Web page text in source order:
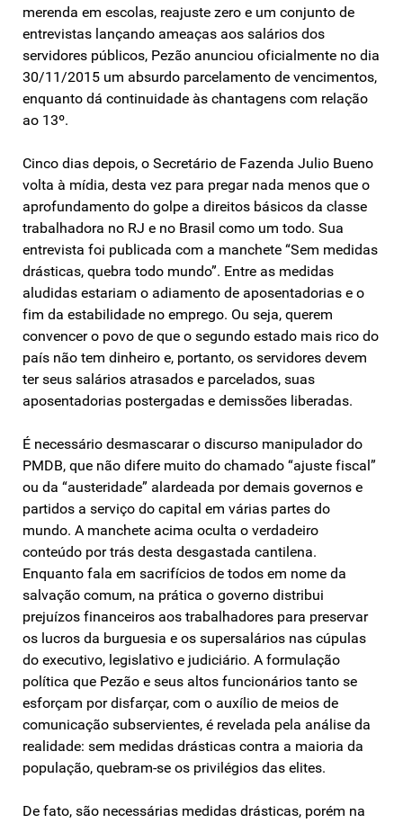
merenda em escolas, reajuste zero e um conjunto de
entrevistas lançando ameaças aos salários dos
servidores públicos, Pezão anunciou oficialmente no dia
30/11/2015 um absurdo parcelamento de vencimentos,
enquanto dá continuidade às chantagens com relação
ao 13º.
Cinco dias depois, o Secretário de Fazenda Julio Bueno
volta à mídia, desta vez para pregar nada menos que o
aprofundamento do golpe a direitos básicos da classe
trabalhadora no RJ e no Brasil como um todo. Sua
entrevista foi publicada com a manchete “Sem medidas
drásticas, quebra todo mundo”. Entre as medidas
aludidas estariam o adiamento de aposentadorias e o
fim da estabilidade no emprego. Ou seja, querem
convencer o povo de que o segundo estado mais rico do
país não tem dinheiro e, portanto, os servidores devem
ter seus salários atrasados e parcelados, suas
aposentadorias postergadas e demissões liberadas.
É necessário desmascarar o discurso manipulador do
PMDB, que não difere muito do chamado “ajuste fiscal”
ou da “austeridade” alardeada por demais governos e
partidos a serviço do capital em várias partes do
mundo. A manchete acima oculta o verdadeiro
conteúdo por trás desta desgastada cantilena.
Enquanto fala em sacrifícios de todos em nome da
salvação comum, na prática o governo distribui
prejuízos financeiros aos trabalhadores para preservar
os lucros da burguesia e os supersalários nas cúpulas
do executivo, legislativo e judiciário. A formulação
política que Pezão e seus altos funcionários tanto se
esforçam por disfarçar, com o auxílio de meios de
comunicação subservientes, é revelada pela análise da
realidade: sem medidas drásticas contra a maioria da
população, quebram-se os privilégios das elites.
De fato, são necessárias medidas drásticas, porém na